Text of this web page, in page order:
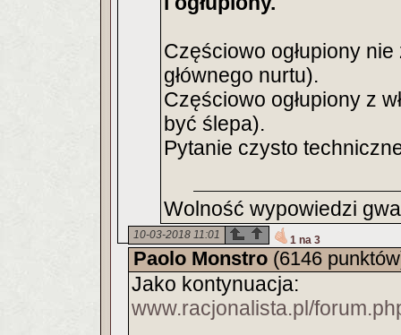
Częściowo ogłupiony
głównego nurtu).
Częściowo ogłupiony z
być ślepa).
Pytanie czysto
Wolność wypowiedzi
10-03-2018 11:01 1 na 3
Paolo Monstro (6146
Jako kontynuacja:
www.racjonalista.pl/